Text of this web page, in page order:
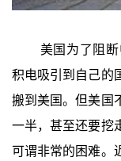
美国为了阻
积电吸引到自己的
搬到美国。但美国
一半，甚至还要挖
可谓非常的困难。